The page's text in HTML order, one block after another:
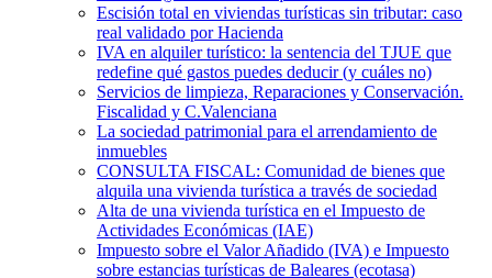
Escisión total en viviendas turísticas sin tributar: caso
real validado por Hacienda
IVA en alquiler turístico: la sentencia del TJUE que
redefine qué gastos puedes deducir (y cuáles no)
Servicios de limpieza, Reparaciones y Conservación.
Fiscalidad y C.Valenciana
La sociedad patrimonial para el arrendamiento de
inmuebles
CONSULTA FISCAL: Comunidad de bienes que
alquila una vivienda turística a través de sociedad
Alta de una vivienda turística en el Impuesto de
Actividades Económicas (IAE)
Impuesto sobre el Valor Añadido (IVA) e Impuesto
sobre estancias turísticas de Baleares (ecotasa)